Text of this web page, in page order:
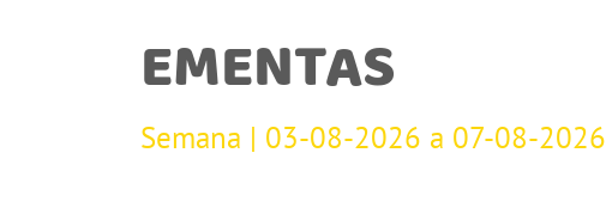
EMENTAS
Semana | 03-08-2026 a 07-08-2026